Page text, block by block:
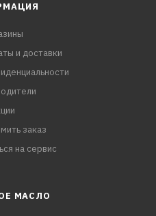
и доставки
заказ
на сервис
МАСЛО